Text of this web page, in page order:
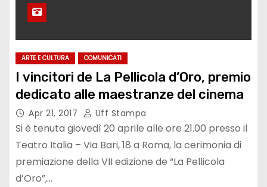
ARTE E CULTURA COMUNICATI
I vincitori de La Pellicola d’Oro, premio
dedicato alle maestranze del cinema
Apr 21, 2017 Uff Stampa
Si è tenuta giovedì 20 aprile alle ore 21.00 presso il
Teatro Italia – Via Bari, 18 a Roma, la cerimonia di
premiazione della VII edizione de “La Pellicola
d’Oro”,…